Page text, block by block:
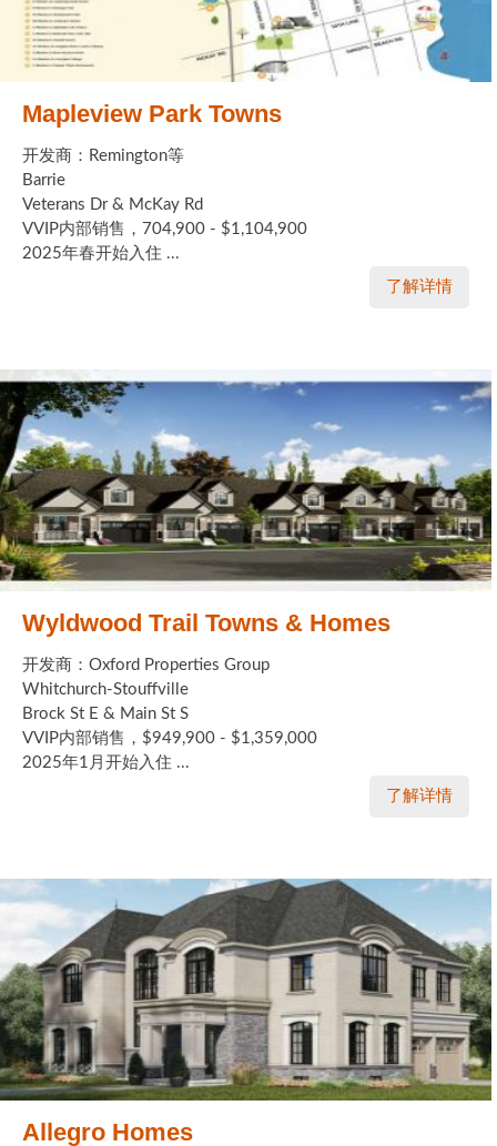
Mapleview Park Towns
开发商：Remington等
Barrie
Veterans Dr & McKay Rd
VVIP内部销售，704,900 - $1,104,900
2025年春开始入住 ...
了解详情
Wyldwood Trail Towns & Homes
开发商：Oxford Properties Group
Whitchurch-Stouffville
Brock St E & Main St S
VVIP内部销售，$949,900 - $1,359,000
2025年1月开始入住 ...
了解详情
Allegro Homes